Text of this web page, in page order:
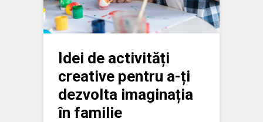
Idei de activități
creative pentru a-ți
dezvolta imaginația
în familie